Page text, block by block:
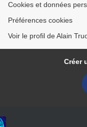
Cookies et données
Préférences cookies
Voir le profil de Alain
Créer